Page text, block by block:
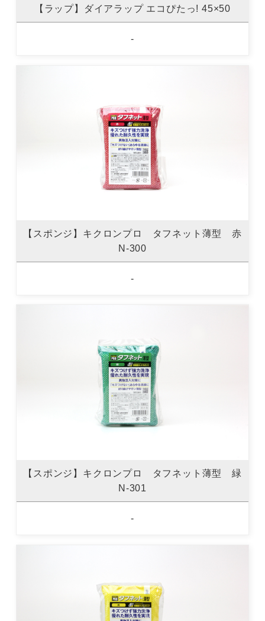
【ラップ】ダイアラップ エコぴたっ! 45×50
-
【スポンジ】キクロンプロ タフネット薄型 赤
N-300
-
【スポンジ】キクロンプロ タフネット薄型 緑
N-301
-